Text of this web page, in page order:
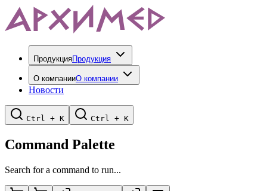
ПродукцияПродукция
О компанииО компании
Новости
Ctrl + K Ctrl + K
Command Palette
Search for a command to run...